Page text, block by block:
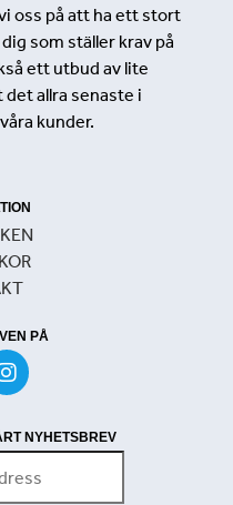
oss på att ha ett stort
som ställer krav på
ett utbud av lite
allra senaste i
kunder.
PÅ
NYHETSBREV